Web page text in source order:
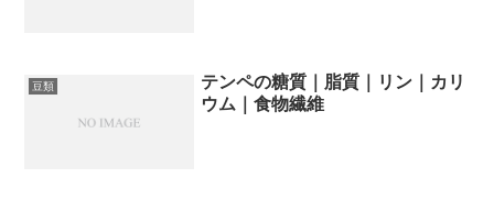
豆類
テンペの糖質｜脂質｜リン｜カリ
ウム｜食物繊維